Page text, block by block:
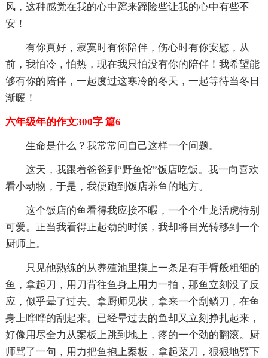
风，这种感觉在我的心中蹿来蹿险些让我的心中有些不
安！
有你真好，寂寞时有你陪伴，伤心时有你安慰，从
前，我怕冷，怕热，现在我只怕没有你的陪伴！我希望能
够有你的陪伴，一起度过这寒冷的冬天，一起等待当冬日
渐暖！
六年级年的作文300字 篇6
生命是什么？我常常问自己这样一个问题。
这天，我跟着爸爸到“野鱼馆”饭店吃饭。我一向喜欢
看小动物，于是，我便跑到饭店养鱼的地方。
这个饭店的鱼看得我应接不暇，一个个生龙活虎特别
可爱。正当我看得正起劲的时候，我却将目光转移到一个
厨师上。
只见他熟练的从养殖池里摸上一条足有手臂般粗细的
鱼，拿起刀，用刀背往鱼身上用力一拍，那鱼立刻没了反
应，似乎晕了过去。拿厨师见状，拿来一个刮鳞刀，在鱼
身上哗哗的刮起来。已经晕过去的鱼却又立刻挣扎起来，
好像用尽全力从案板上跳到地上，疼的一个劲的翻滚。厨
师骂了一句，用力把鱼抱上案板，拿起菜刀，狠狠地劈下